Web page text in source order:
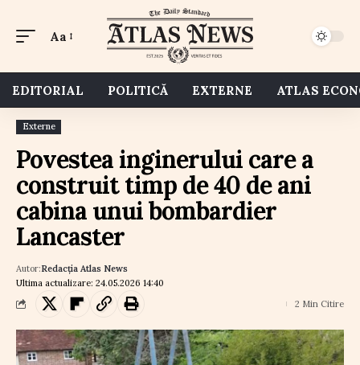
Aa
EDITORIAL POLITICĂ EXTERNE ATLAS
Externe
Povestea inginerului care a
construit timp de 40 de ani
cabina unui bombardier
Lancaster
Ultima actualizare: 24.05.2026 14:40
Autor:Redacția Atlas News
2 Min Citire